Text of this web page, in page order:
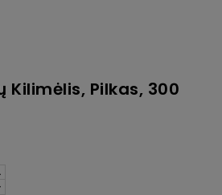
Kilimėlis, Pilkas, 300